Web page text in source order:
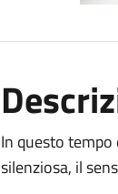
In questo tempo
silenziosa, il